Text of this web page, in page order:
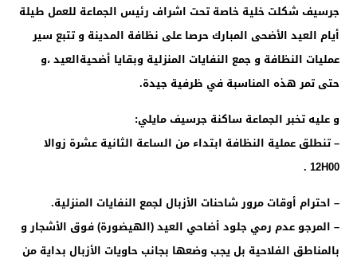
جرسيف شكلت خلية خاصة تحت اشراف رئيس الجماعة للعمل طيلة
أيام العيد الأضحى المبارك حرصا على نظافة المدينة و تتبع سير
عمليات النظافة و جمع النفايات المنزلية وبقايا أضحيةالعيد ،و
حتى تمر هذه المناسبة في ظرفية جيدة.
و عليه تخبر الجماعة ساكنة جرسيف مايلي:
– تنطلق عملية النظافة ابتداء من الساعة الثانية عشرة زوالا
12H00 .
– احترام أوقات مرور شاحنات الأزبال لجمع النفايات المنزلية.
– المرجو عدم رمي جلود أضاحي العيد (الهيضورة) فوق الأشجار و
بالمناطق الفلاحية بل يجب وضعها بجانب حاويات الأزبال بداية من